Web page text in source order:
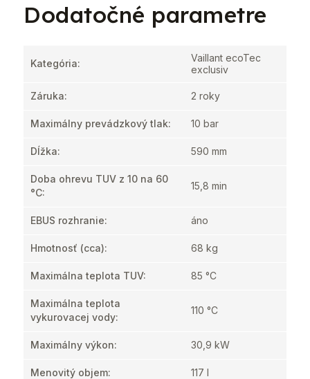
Dodatočné parametre
Kategória:
Vaillant ecoTec
exclusiv
Záruka: 2 roky
Maximálny prevádzkový tlak: 10 bar
Dĺžka: 590 mm
Doba ohrevu TUV z 10 na 60
°C:
15,8 min
EBUS rozhranie: áno
Hmotnosť (cca): 68 kg
Maximálna teplota TUV: 85 °C
Maximálna teplota
vykurovacej vody:
110 °C
Maximálny výkon: 30,9 kW
Menovitý objem: 117 l